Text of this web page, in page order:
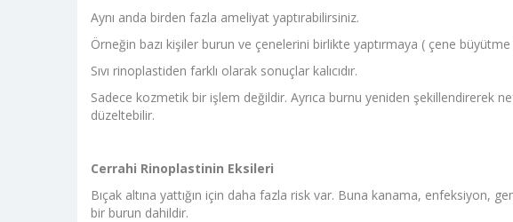
Aynı anda birden fazla ameliyat yaptırabilirsiniz.
Örneğin bazı kişiler burun ve çenelerini birlikte yaptırmaya ( çene
Sıvı rinoplastiden farklı olarak sonuçlar kalıcıdır.
Sadece kozmetik bir işlem değildir. Ayrıca burnu yeniden şekillendirerek
düzeltebilir.
Cerrahi Rinoplastinin Eksileri
Bıçak altına yattığın için daha fazla risk var. Buna kanama, enfeksiyon,
bir burun dahildir.